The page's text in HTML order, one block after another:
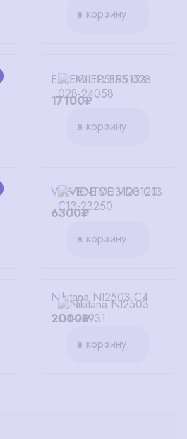
в корзину
EMILIO EP5153 028
17100₽
в корзину
VENTOE VD3120 C13
6300₽
в корзину
Nikitana NI2503 C4
2000₽
в корзину